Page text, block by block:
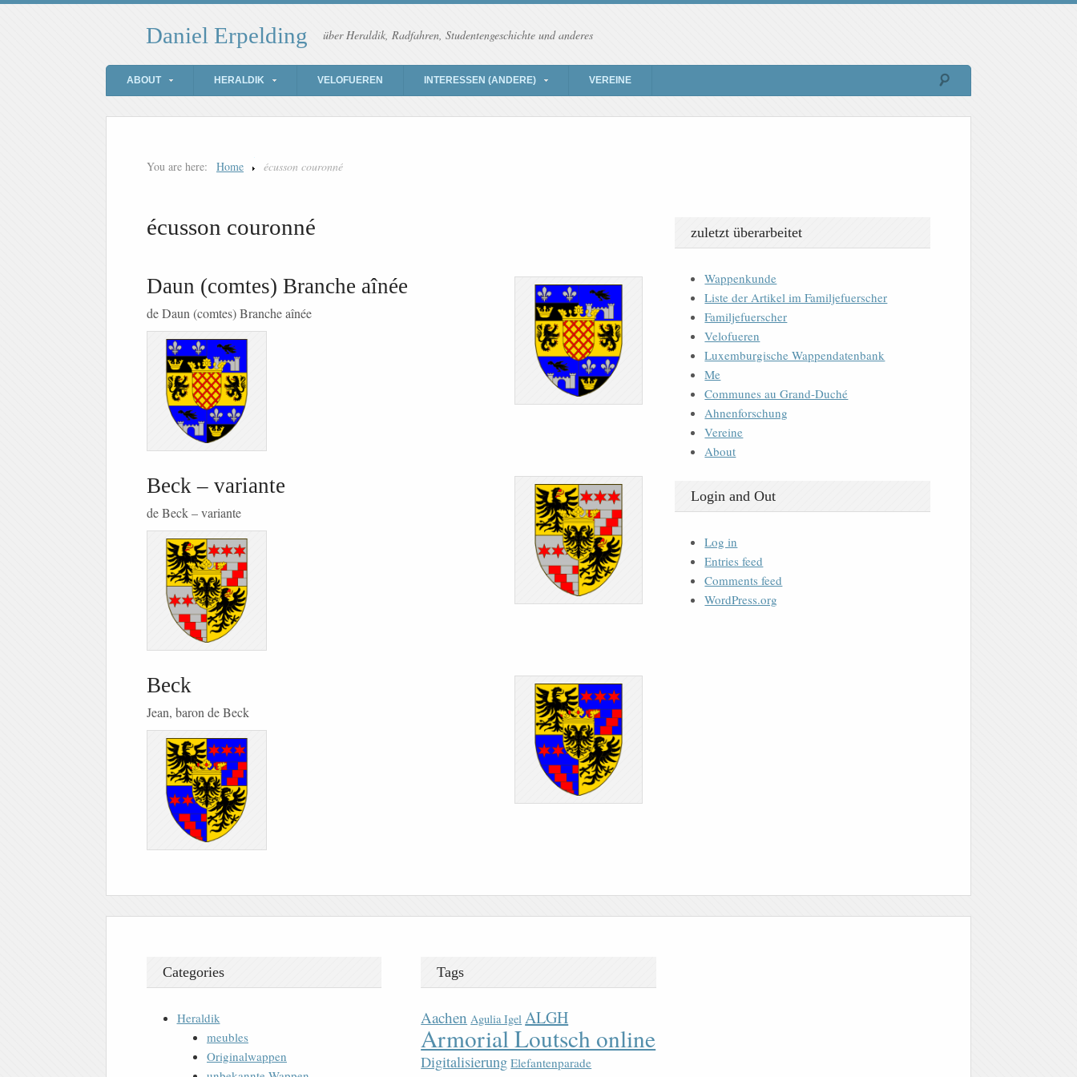
Daniel Erpelding über Heraldik, Radfahren, Studentengeschichte und anderes
ABOUT HERALDIK VELOFUEREN INTERESSEN (ANDERE) VEREINE
You are here: Home écusson couronné
écusson couronné
Daun (comtes) Branche aînée
de Daun (comtes) Branche aînée
Beck – variante
de Beck – variante
Beck
Jean, baron de Beck
zuletzt überarbeitet
Wappenkunde
Liste der Artikel im Familjefuerscher
Familjefuerscher
Velofueren
Luxemburgische Wappendatenbank
Me
Communes au Grand-Duché
Ahnenforschung
Vereine
About
Login and Out
Log in
Entries feed
Comments feed
WordPress.org
Categories
Heraldik
meubles
Originalwappen
Tags
Aachen Agulia Igel ALGH
Armorial Loutsch online
Digitalisierung Elefantenparade